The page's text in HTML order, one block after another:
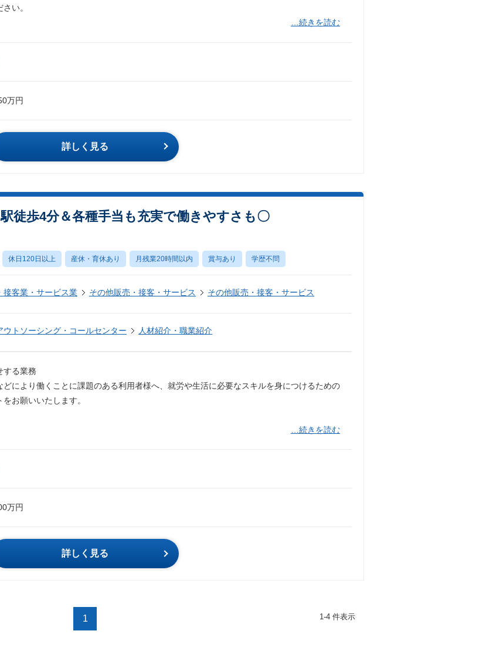
い。
…続きを読む
万円
詳しく見る
徒歩4分＆各種手当も充実で働きやすさも〇
休日120日以上 産休・育休あり 月残業20時間以内 賞与あり 学歴不問
接客業・サービス業 その他販売・接客・サービス その他販売・接客・サービス
ウトソーシング・コールセンター 人材紹介・職業紹介
る業務
どにより働くことに課題のある利用者様へ、就労や生活に必要なスキルを身につけるための
をお願いいたします。
…続きを読む
万円
詳しく見る
1 1-4 件表示